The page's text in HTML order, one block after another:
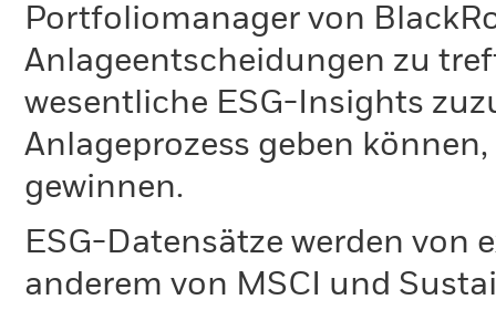
Portfoliomanager von
Anlageentscheidungen zu
wesentliche ESG-Insights
Anlageprozess geben
gewinnen.
ESG-Datensätze werden von
anderem von MSCI und